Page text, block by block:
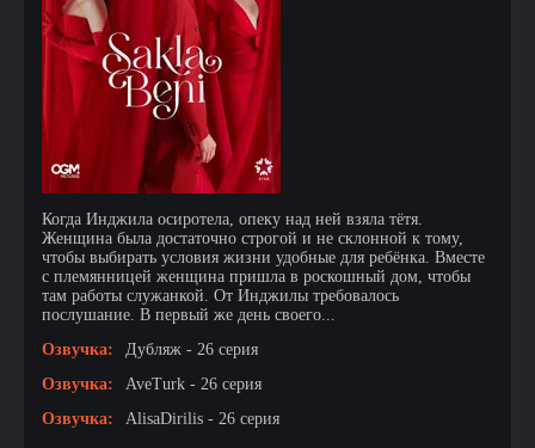
Когда Инджила осиротела, опеку над ней взяла тётя.
Женщина была достаточно строгой и не склонной к тому,
чтобы выбирать условия жизни удобные для ребёнка. Вместе
с племянницей женщина пришла в роскошный дом, чтобы
там работы служанкой. От Инджилы требовалось
послушание. В первый же день своего...
Озвучка:
Дубляж - 26 серия
Озвучка:
AveTurk - 26 серия
Озвучка:
AlisaDirilis - 26 серия